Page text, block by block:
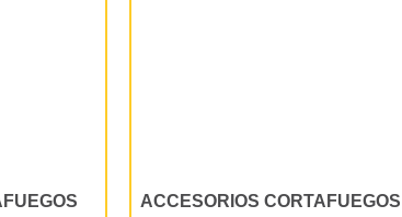
ACCESORIOS CORTAFUEGOS